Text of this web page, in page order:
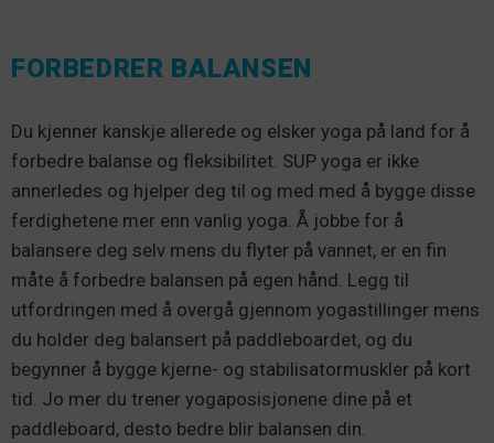
FORBEDRER BALANSEN
Du kjenner kanskje allerede og elsker yoga på land for å
forbedre balanse og fleksibilitet. SUP yoga er ikke
annerledes og hjelper deg til og med med å bygge disse
ferdighetene mer enn vanlig yoga. Å jobbe for å
balansere deg selv mens du flyter på vannet, er en fin
måte å forbedre balansen på egen hånd. Legg til
utfordringen med å overgå gjennom yogastillinger mens
du holder deg balansert på paddleboardet, og du
begynner å bygge kjerne- og stabilisatormuskler på kort
tid. Jo mer du trener yogaposisjonene dine på et
paddleboard, desto bedre blir balansen din.